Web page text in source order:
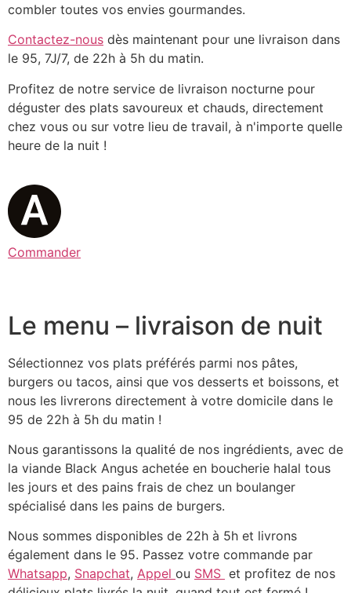
combler toutes vos envies gourmandes.
Contactez-nous dès maintenant pour une livraison dans
le 95, 7J/7, de 22h à 5h du matin.
Profitez de notre service de livraison nocturne pour
déguster des plats savoureux et chauds, directement
chez vous ou sur votre lieu de travail, à n'importe quelle
heure de la nuit !
Commander
Le menu – livraison de nuit
Sélectionnez vos plats préférés parmi nos pâtes,
burgers ou tacos, ainsi que vos desserts et boissons, et
nous les livrerons directement à votre domicile dans le
95 de 22h à 5h du matin !
Nous garantissons la qualité de nos ingrédients, avec de
la viande Black Angus achetée en boucherie halal tous
les jours et des pains frais de chez un boulanger
spécialisé dans les pains de burgers.
Nous sommes disponibles de 22h à 5h et livrons
également dans le 95. Passez votre commande par
Whatsapp, Snapchat, Appel ou SMS et profitez de nos